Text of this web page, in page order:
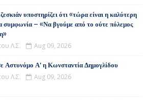
υποστηρίζει ότι «τώρα είναι η καλύτερη
συμφωνία – «Να βγούμε από το ούτε πόλεμος
Λ.Σ. Aug 09, 2026
Αστυνόμο Α' η Κωνσταντία Δημογλίδου
Λ.Σ. Aug 09, 2026